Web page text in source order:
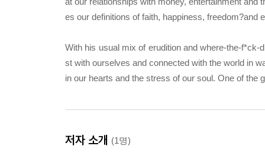
es our definitions of faith, happiness, freedom?and
With his usual mix of erudition and where-the-
st with ourselves and connected with the world in
in our hearts and the stress of our soul. One of the
저자 소개 (1명)